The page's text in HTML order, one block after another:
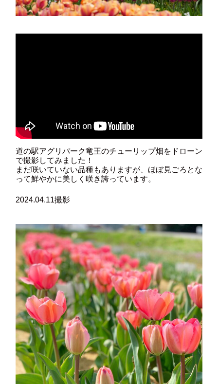
道の駅アグリパーク竜王のチューリップ畑をドローン
で撮影してみました！
まだ咲いていない品種もありますが、ほぼ見ごろとな
って鮮やかに美しく咲き誇っています。
2024.04.11撮影